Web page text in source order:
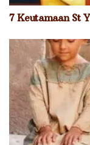
7 Keutamaan St